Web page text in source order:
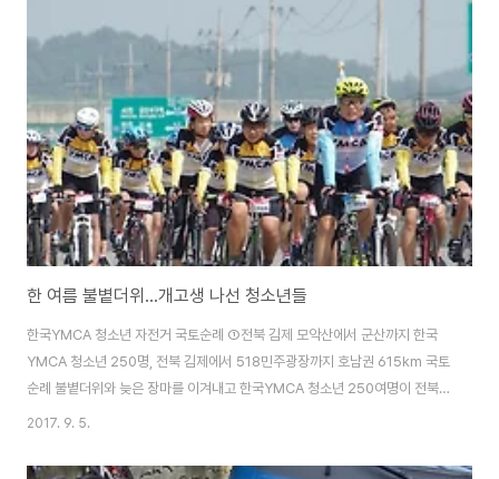
획했던 숙소 도착 예정시간을 1시간이나 앞당겨 구간 라이딩을 가뿐하게 마칠
수 있었습니다. 올해 국토순례는 여느 해에 비하여 유난히 먹거리와 간식이 풍
족하였고 이름난 맛집을 그냥 지나치지 않아 더 재미있었던 것 같습니다. 둘째
날은 전주 한옥마을에 들러 '풍년제과'..
한 여름 불볕더위...개고생 나선 청소년들
한국YMCA 청소년 자전거 국토순례 ①전북 김제 모악산에서 군산까지 한국
YMCA 청소년 250명, 전북 김제에서 518민주광장까지 호남권 615km 국토
순례 불볕더위와 늦은 장마를 이겨내고 한국YMCA 청소년 250여명이 전북
김제 모악산에서 광주 518민주광장까지 615km를 자전거로 달렸습니다. 지
자전거 국토순례단이 군산 – 고창 – 목포 – 장흥 – 순천 – 곡성을 거쳐 광주광역
2017. 9. 5.